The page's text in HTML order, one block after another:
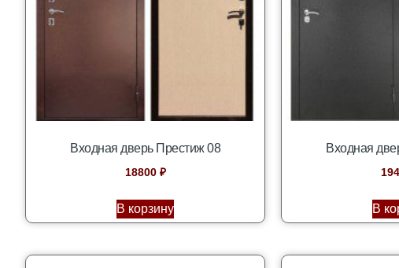
Входная дверь Престиж 08
18800 ₽
В корзину
Входная
В